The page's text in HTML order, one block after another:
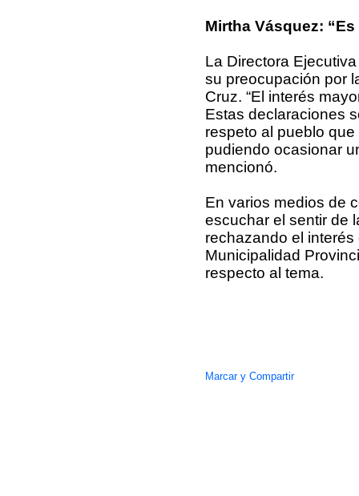
Mirtha Vásquez:
La Directora
su preocupación por
Cruz. “El interés
Estas declaraciones
respeto al pueblo
pudiendo ocasionar
mencionó.
En varios medios de
escuchar el sentir de
rechazando el
Municipalidad
respecto al tema.